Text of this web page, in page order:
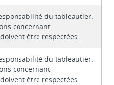
du tableautier.
concernant
être respectées.
du tableautier.
concernant
être respectées.